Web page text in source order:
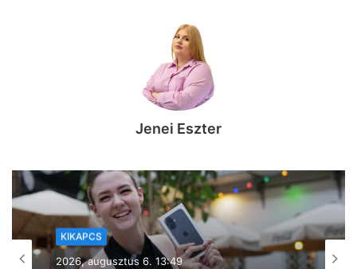
Jenei Eszter
KIKAPCS
2026, augusztus 6. 10:53